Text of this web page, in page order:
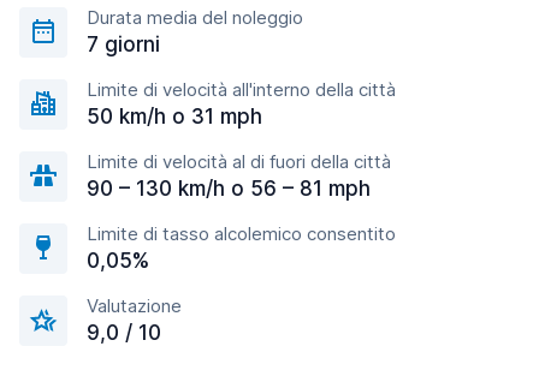
Durata media del noleggio
7 giorni
Limite di velocità all'interno della città
50 km/h o 31 mph
Limite di velocità al di fuori della città
90 – 130 km/h o 56 – 81 mph
Limite di tasso alcolemico consentito
0,05%
Valutazione
9,0 / 10